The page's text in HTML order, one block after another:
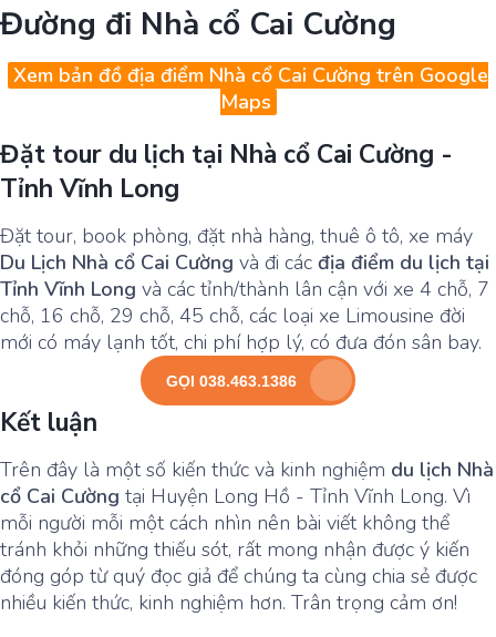
Đường đi Nhà cổ Cai Cường
Xem bản đồ địa điểm Nhà cổ Cai Cường trên Google
Maps
Đặt tour du lịch tại Nhà cổ Cai Cường -
Tỉnh Vĩnh Long
Đặt tour, book phòng, đặt nhà hàng, thuê ô tô, xe máy
Du Lịch Nhà cổ Cai Cường và đi các địa điểm du lịch tại
Tỉnh Vĩnh Long và các tỉnh/thành lân cận với xe 4 chỗ, 7
chỗ, 16 chỗ, 29 chỗ, 45 chỗ, các loại xe Limousine đời
mới có máy lạnh tốt, chi phí hợp lý, có đưa đón sân bay.
GỌI 038.463.1386
Kết luận
Trên đây là một số kiến thức và kinh nghiệm du lịch Nhà
cổ Cai Cường tại Huyện Long Hồ - Tỉnh Vĩnh Long. Vì
mỗi người mỗi một cách nhìn nên bài viết không thể
tránh khỏi những thiếu sót, rất mong nhận được ý kiến
đóng góp từ quý đọc giả để chúng ta cùng chia sẻ được
nhiều kiến thức, kinh nghiệm hơn. Trân trọng cảm ơn!